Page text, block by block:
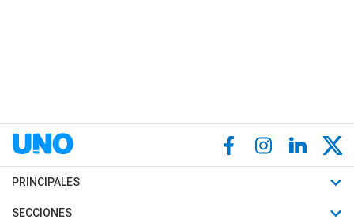
PRINCIPALES
Últimas Noticias
SECCIONES